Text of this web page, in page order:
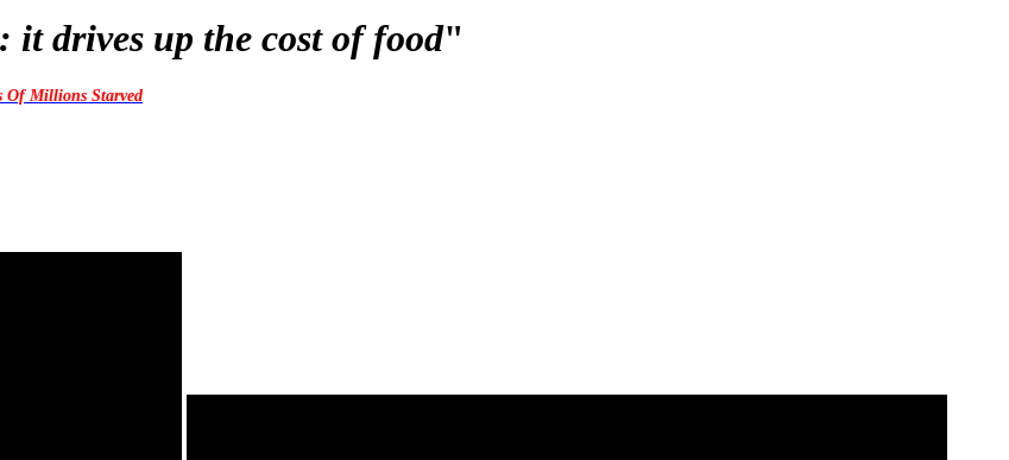
it drives up the cost of food"
Of Millions Starved